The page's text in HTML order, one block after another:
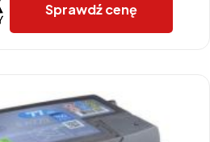
Sprawdź cenę